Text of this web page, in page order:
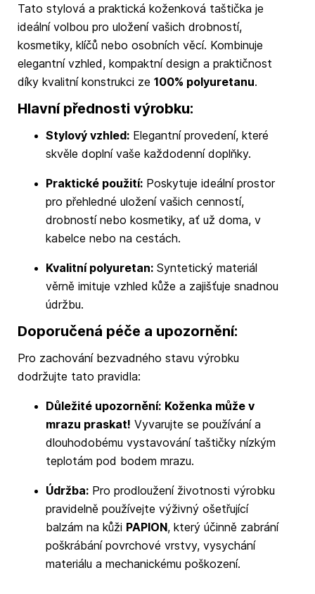
Tato stylová a praktická koženková taštička je
ideální volbou pro uložení vašich drobností,
kosmetiky, klíčů nebo osobních věcí. Kombinuje
elegantní vzhled, kompaktní design a praktičnost
díky kvalitní konstrukci ze 100% polyuretanu.
Hlavní přednosti výrobku:
Stylový vzhled:Elegantní provedení, které
skvěle doplní vaše každodenní doplňky.
Praktické použití:Poskytuje ideální prostor
pro přehledné uložení vašich cenností,
drobností nebo kosmetiky, ať už doma, v
kabelce nebo na cestách.
Kvalitní polyuretan:Syntetický materiál
věrně imituje vzhled kůže a zajišťuje snadnou
údržbu.
Doporučená péče a upozornění:
Pro zachování bezvadného stavu výrobku
dodržujte tato pravidla:
Důležité upozornění: Koženka může v
mrazu praskat! Vyvarujte se používání a
dlouhodobému vystavování taštičky nízkým
teplotám pod bodem mrazu.
Údržba:Pro prodloužení životnosti výrobku
pravidelně používejte výživný ošetřující
balzám na kůži PAPION, který účinně zabrání
poškrábání povrchové vrstvy, vysychání
materiálu a mechanickému poškození.